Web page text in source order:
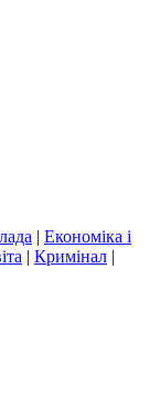
| Економіка і
| Кримінал |